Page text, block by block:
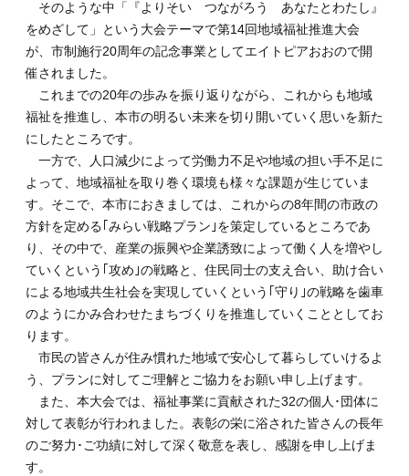
そのような中「『よりそい つながろう あなたとわたし』
をめざして」という大会テーマで第14回地域福祉推進大会
が、市制施行20周年の記念事業としてエイトピアおおので開
催されました。
これまでの20年の歩みを振り返りながら、これからも地域
福祉を推進し、本市の明るい未来を切り開いていく思いを新た
にしたところです。
一方で、人口減少によって労働力不足や地域の担い手不足に
よって、地域福祉を取り巻く環境も様々な課題が生じていま
す。そこで、本市におきましては、これからの8年間の市政の
方針を定める｢みらい戦略プラン｣を策定しているところであ
り、その中で、産業の振興や企業誘致によって働く人を増やし
ていくという｢攻め｣の戦略と、住民同士の支え合い、助け合い
による地域共生社会を実現していくという｢守り｣の戦略を歯車
のようにかみ合わせたまちづくりを推進していくこととしてお
ります。
市民の皆さんが住み慣れた地域で安心して暮らしていけるよ
う、プランに対してご理解とご協力をお願い申し上げます。
また、本大会では、福祉事業に貢献された32の個人･団体に
対して表彰が行われました。表彰の栄に浴された皆さんの長年
のご努力･ご功績に対して深く敬意を表し、感謝を申し上げま
す。